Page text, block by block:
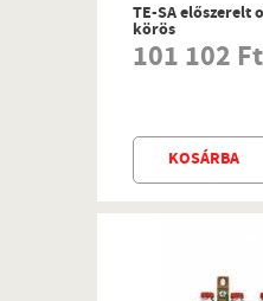
TE-SA előszerelt
körös
101 102 Ft
KOSÁRBA